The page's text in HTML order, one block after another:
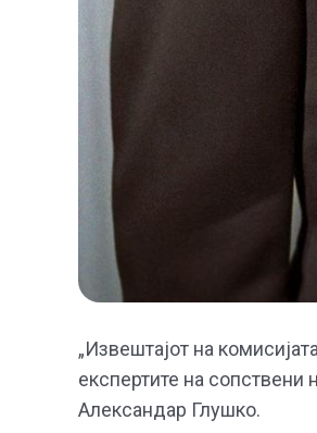
„Извештајот на
експертите на сопствени
Александар Глушко.